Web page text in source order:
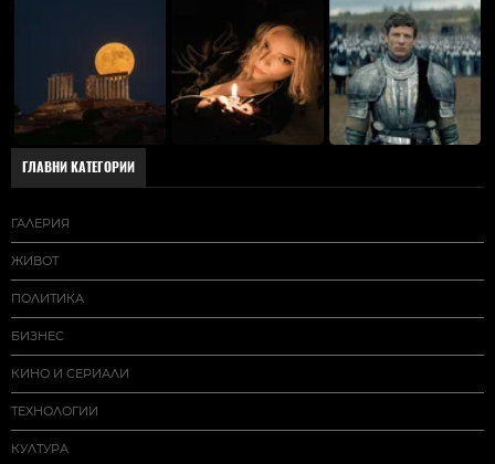
ГЛАВНИ КАТЕГОРИИ
ГАЛЕРИЯ
ЖИВОТ
ПОЛИТИКА
БИЗНЕС
КИНО И СЕРИАЛИ
ТЕХНОЛОГИИ
КУЛТУРА